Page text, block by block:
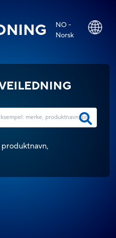
NO -
Norsk